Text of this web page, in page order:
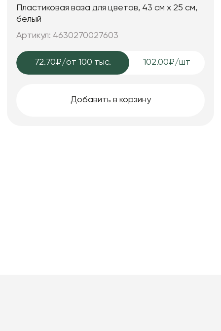
Пластиковая ваза для цветов, 43 см х 25 см,
белый
Артикул: 4630270027603
72.70₽/от 100 тыс. 102.00₽/шт
Добавить в корзину